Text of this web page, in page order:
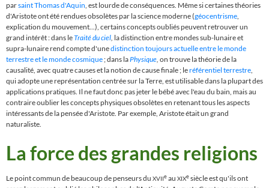
parsaint Thomas d'Aquin, est lourde de conséquences. Même si certaines théories
d'Aristoteont été rendues obsolètes par la science moderne(géocentrisme,
explication du mouvement...), certains concepts oubliés peuvent retrouver un
grand intérêt : dans leTraité du ciel, la distinction entre mondes sub-lunaire et
supra-lunairerend compte d'unedistinction toujours actuelle entre le monde
terrestre et le monde cosmique; dans laPhysique, on trouve la théorie de la
causalité, avec quatre causes et la notion de cause finale ; leréférentiel terrestre,
qui adopte une représentation centrée sur la Terre, est utilisable dans la plupart des
applications pratiques. Il ne faut donc pas jeter le bébé avec l'eau du bain, mais au
contraire oublier les concepts physiques obsolètesen retenant tous les aspects
intéressants de la pensée d'Aristote. Par exemple, Aristote était un grand
naturaliste.
La force des grandes religions
Le point commun de beaucoup de penseurs du XVIIeau XIXesiècle est qu'ils ont